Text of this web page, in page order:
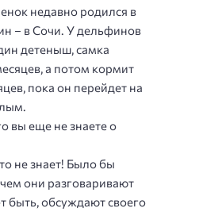
недавно родился в
– в Сочи. У дельфинов
детеныш, самка
а потом кормит
пока он перейдет на
вы еще не знаете о
не знает! Было бы
они разговаривают
обсуждают своего